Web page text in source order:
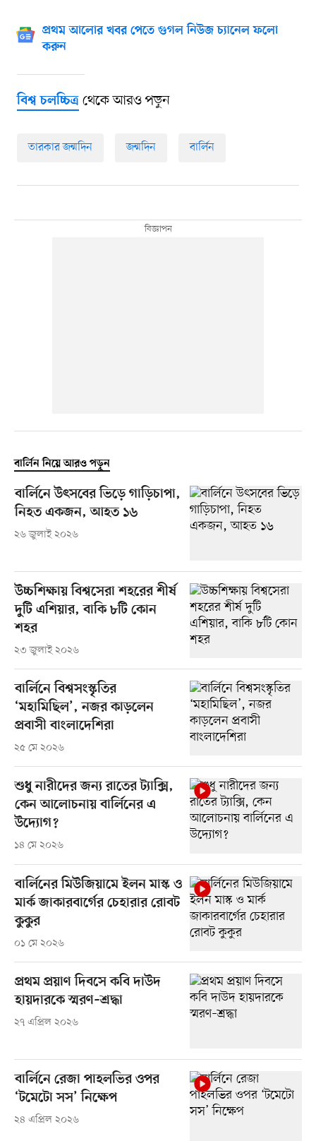
প্রথম আলোর খবর পেতে গুগল নিউজ চ্যানেল ফলো
করুন
বিশ্ব চলচ্চিত্রথেকে আরও পড়ুন
তারকার জন্মদিন জন্মদিন বার্লিন
বার্লিন নিয়ে আরও পড়ুন
বার্লিনে উৎসবের ভিড়ে গাড়িচাপা,
নিহত একজন, আহত ১৬
২৬ জুলাই ২০২৬
উচ্চশিক্ষায় বিশ্বসেরা শহরের শীর্ষ
দুটি এশিয়ার, বাকি ৮টি কোন
শহর
২৩ জুলাই ২০২৬
বার্লিনে বিশ্বসংস্কৃতির
‘মহামিছিল’, নজর কাড়লেন
প্রবাসী বাংলাদেশিরা
২৫ মে ২০২৬
শুধু নারীদের জন্য রাতের ট্যাক্সি,
কেন আলোচনায় বার্লিনের এ
উদ্যোগ?
১৪ মে ২০২৬
বার্লিনের মিউজিয়ামে ইলন মাস্ক ও
মার্ক জাকারবার্গের চেহারার রোবট
কুকুর
০১ মে ২০২৬
প্রথম প্রয়াণ দিবসে কবি দাউদ
হায়দারকে স্মরণ–শ্রদ্ধা
২৭ এপ্রিল ২০২৬
বার্লিনে রেজা পাহলভির ওপর
‘টমেটো সস’ নিক্ষেপ
২৪ এপ্রিল ২০২৬